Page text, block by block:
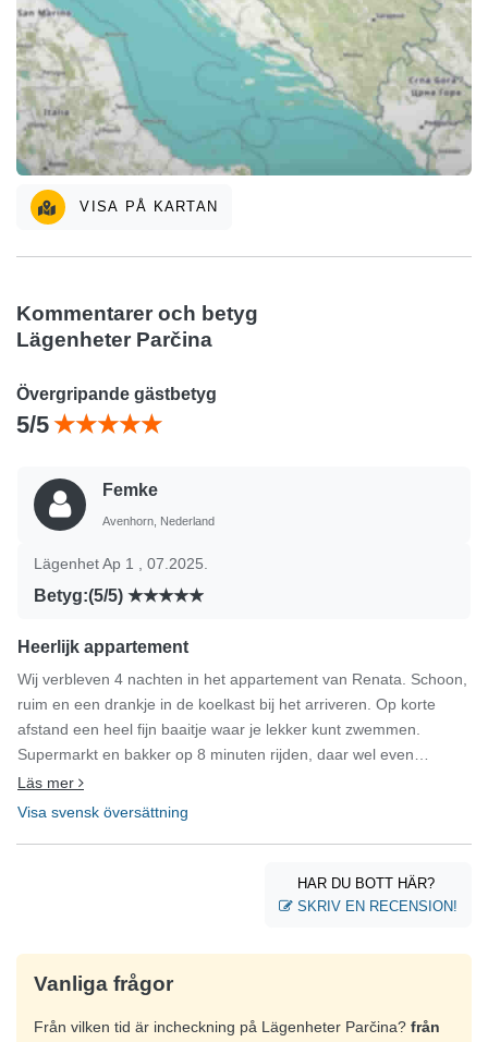
VISA PÅ KARTAN
Kommentarer och betyg
Lägenheter Parčina
Övergripande gästbetyg
5/5
Femke
Avenhorn, Nederland
Lägenhet Ap 1 , 07.2025.
Betyg:(5/5)
Heerlijk appartement
Wij verbleven 4 nachten in het appartement van Renata. Schoon,
ruim en een drankje in de koelkast bij het arriveren. Op korte
afstand een heel fijn baaitje waar je lekker kunt zwemmen.
Supermarkt en bakker op 8 minuten rijden, daar wel even
rekening mee houden, maar dat was voor ons geen probleem.
We hebben genoten, bedankt voor de goede zorgen!
Läs mer
Visa svensk översättning
HAR DU BOTT HÄR?
SKRIV EN RECENSION!
Vanliga frågor
Från vilken tid är incheckning på Lägenheter Parčina? från